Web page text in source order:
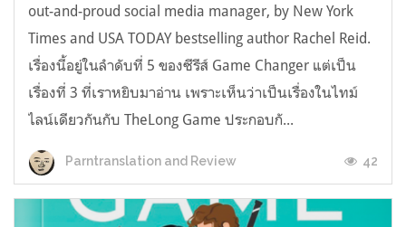
out-and-proud social media manager, by New York
Times and USA TODAY bestselling author Rachel Reid.
เรื่องนี้อยู่ในลำดับที่ 5 ของซีรีส์ Game Changer แต่เป็น
เรื่องที่ 3 ที่เราหยิบมาอ่าน เพราะเห็นว่าเป็นเรื่องในไทม์
ไลน์เดียวกันกับ TheLong Game ประกอบกั...
Parntranslation and Review 42